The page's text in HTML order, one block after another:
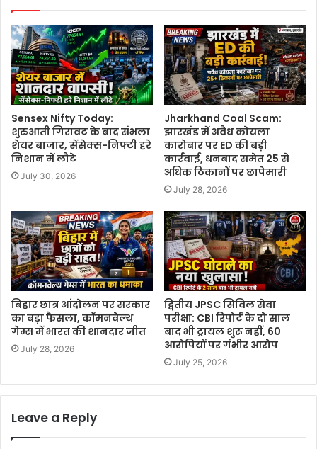
Sensex Nifty Today:
शुरुआती गिरावट के बाद संभला
शेयर बाजार, सेंसेक्स-निफ्टी हरे
निशान में लौटे
July 30, 2026
Jharkhand Coal Scam:
झारखंड में अवैध कोयला
कारोबार पर ED की बड़ी
कार्रवाई, धनबाद समेत 25 से
अधिक ठिकानों पर छापेमारी
July 28, 2026
बिहार छात्र आंदोलन पर सरकार
का बड़ा फैसला, कॉमनवेल्थ
गेम्स में भारत की शानदार जीत
July 28, 2026
द्वितीय JPSC सिविल सेवा
परीक्षा: CBI रिपोर्ट के दो साल
बाद भी ट्रायल शुरू नहीं, 60
आरोपियों पर गंभीर आरोप
July 25, 2026
Leave a Reply